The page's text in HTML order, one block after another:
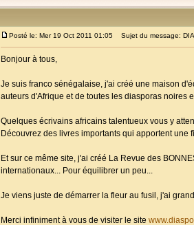
Posté le: Mer 19 Oct 2011 01:05 Sujet du message:
Bonjour à tous,
Je suis franco sénégalaise, j'ai créé une maison
auteurs d'Afrique et de toutes les diasporas noires
Quelques écrivains africains talentueux vous y
Découvrez des livres importants qui apportent
Et sur ce même site, j'ai créé La Revue des
internationaux... Pour équilibrer un peu...
Je viens juste de démarrer la fleur au fusil, j'ai
Merci infiniment à vous de visiter le site